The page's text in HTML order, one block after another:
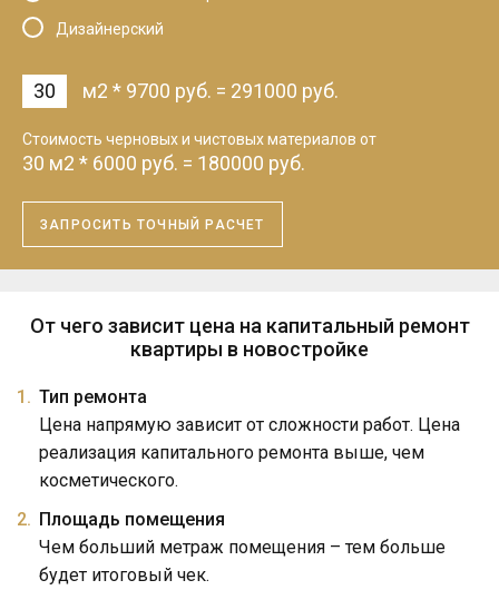
Дизайнерский
м2 * 9700 руб. = 291000 руб.
Cтоимость черновых и чистовых материалов от
30 м2 * 6000 руб. = 180000 руб.
ЗАПРОСИТЬ ТОЧНЫЙ РАСЧЕТ
От чего зависит цена на капитальный ремонт
квартиры в новостройке
Тип ремонта
Цена напрямую зависит от сложности работ. Цена
реализация капитального ремонта выше, чем
косметического.
Площадь помещения
Чем больший метраж помещения – тем больше
будет итоговый чек.